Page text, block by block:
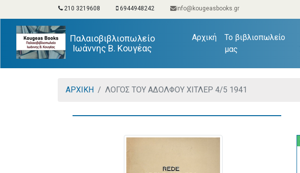
210 3219608 6944948242 info@kougeasbooks.gr
Παλαιοβιβλιοπωλείο
Ιωάννης Β. Κουγέας
Αρχική(current)
Το βιβλιοπωλείο
μας
ΑΡΧΙΚΗ ΛΟΓΟΣ ΤΟΥ ΑΔΟΛΦΟΥ ΧΙΤΛΕΡ 4/5 1941